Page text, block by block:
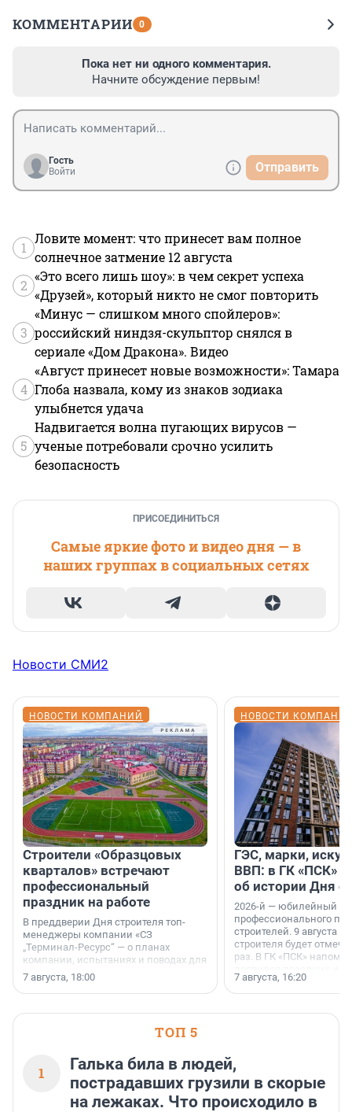
КОММЕНТАРИИ 0
Пока нет ни одного комментария.
Начните обсуждение первым!
Гость
Войти
Отправить
1
Ловите момент: что принесет вам полное
солнечное затмение 12 августа
2
«Это всего лишь шоу»: в чем секрет успеха
«Друзей», который никто не смог повторить
3
«Минус — слишком много спойлеров»:
российский ниндзя-скульптор снялся в
сериале «Дом Дракона». Видео
4
«Август принесет новые возможности»: Тамара
Глоба назвала, кому из знаков зодиака
улыбнется удача
5
Надвигается волна пугающих вирусов —
ученые потребовали срочно усилить
безопасность
ПРИСОЕДИНИТЬСЯ
Самые яркие фото и видео дня — в
наших группах в социальных сетях
Новости СМИ2
НОВОСТИ КОМПАНИЙ
Строители «Образцовых
кварталов» встречают
профессиональный
праздник на работе
В преддверии Дня строителя топ-
менеджеры компании «СЗ
„Терминал-Ресурс“ — о планах
компании, испытаниях и поводах для
осторожного оптимизма.
7 августа, 18:00
НОВОСТИ
ГЭС, марки,
ВВП: в ГК «ПСК»
об истории Дня
2026-й — юбилейный
профессионального
строителей. 9 августа
строителя будет
раз. В ГК «ПСК»
поменялась роль
7 августа, 16:20
ТОП 5
1
Галька била в людей,
пострадавших грузили в скорые
на лежаках. Что происходило в